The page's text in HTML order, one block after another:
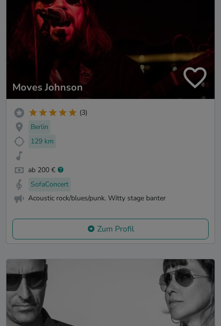
Moves Johnson
(3)
Berlin
129 km
ab 200 €
SofaConcert
Acoustic rock/blues/punk. Witty stage banter
Zum Profil